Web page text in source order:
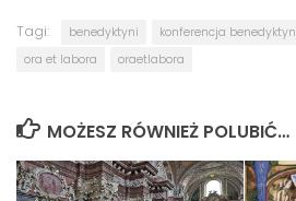
Tagi: benedyktyni konferencja
ora et labora
oraetlabora
MOŻESZ RÓWNIEŻ POLUBIĆ…